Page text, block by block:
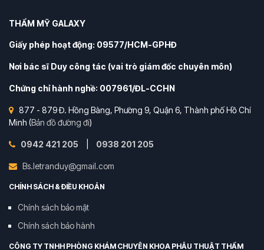
THẨM MỸ GALAXY
Giấy phép hoạt động: 09577/HCM-GPHĐ
Nơi bác sĩ Duy công tác (vai trò giám đốc chuyên môn)
Chứng chỉ hành nghề: 007961/ĐL-CCHN
877 - 879 Đ. Hồng Bàng, Phường 9, Quận 6, Thành phố Hồ Chí
Minh (Bản đồ đường đi)
0942 421 205 0938 201 205
Bs.letranduy@gmail.com
CHÍNH SÁCH & ĐIỀU KHOẢN
Chính sách bảo mật
Chính sách bảo hành
CÔNG TY TNHH PHÒNG KHÁM CHUYÊN KHOA PHẪU THUẬT THẨM